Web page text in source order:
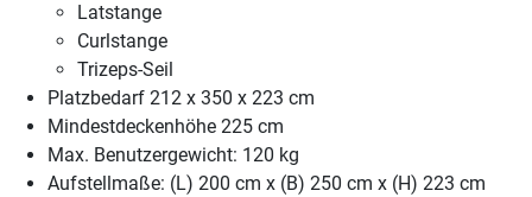
Latstange
Curlstange
Trizeps-Seil
Platzbedarf 212 x 350 x 223 cm
Mindestdeckenhöhe 225 cm
Max. Benutzergewicht: 120 kg
Aufstellmaße: (L) 200 cm x (B) 250 cm x (H) 223 cm